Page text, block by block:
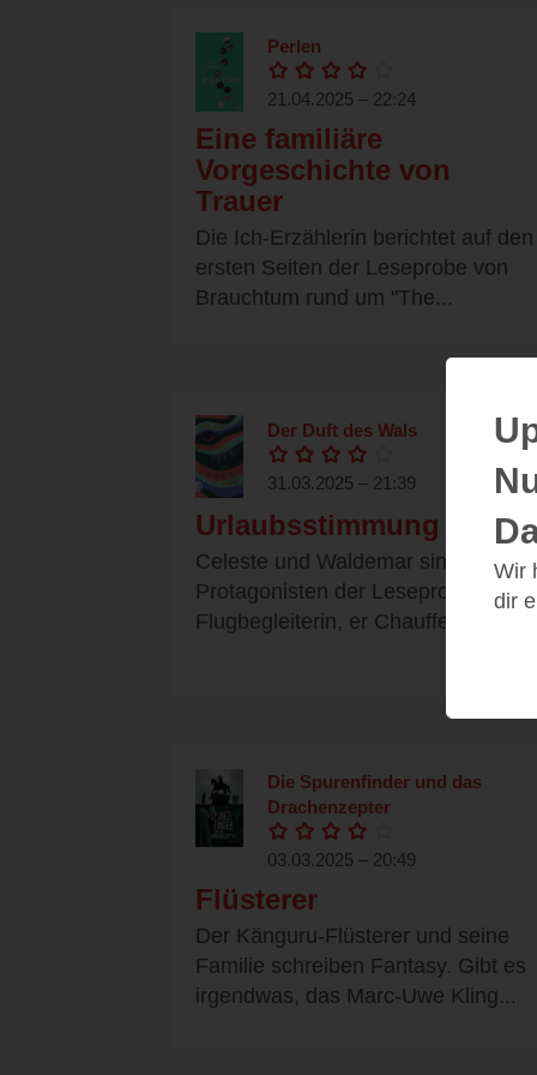
Perlen
21.04.2025 – 22:24
Eine familiäre
Vorgeschichte von
Trauer
Die Ich-Erzählerin berichtet auf den
ersten Seiten der Leseprobe von
Brauchtum rund um "The...
Der Duft des Wals
31.03.2025 – 21:39
Urlaubsstimmung
Celeste und Waldemar sind die
Protagonisten der Leseprobe, sie
Flugbegleiterin, er Chauffeur...
Die Spurenfinder und das
Drachenzepter
03.03.2025 – 20:49
Flüsterer
Der Känguru-Flüsterer und seine
Familie schreiben Fantasy. Gibt es
irgendwas, das Marc-Uwe Kling...
Wir
dir